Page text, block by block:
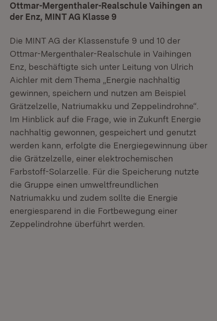
Ottmar-Mergenthaler-Realschule Vaihingen an
der Enz, MINT AG Klasse 9
Die MINT AG der Klassenstufe 9 und 10 der
Ottmar-Mergenthaler-Realschule in Vaihingen
Enz, beschäftigte sich unter Leitung von Ulrich
Aichler mit dem Thema „Energie nachhaltig
gewinnen, speichern und nutzen am Beispiel
Grätzelzelle, Natriumakku und Zeppelindrohne“.
Im Hinblick auf die Frage, wie in Zukunft Energie
nachhaltig gewonnen, gespeichert und genutzt
werden kann, erfolgte die Energiegewinnung über
die Grätzelzelle, einer elektrochemischen
Farbstoff-Solarzelle. Für die Speicherung nutzte
die Gruppe einen umweltfreundlichen
Natriumakku und zudem sollte die Energie
energiesparend in die Fortbewegung einer
Zeppelindrohne überführt werden.